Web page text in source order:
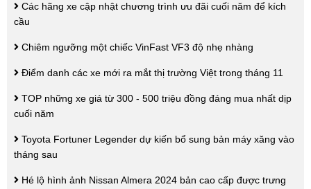
Các hãng xe cập nhật chương trình ưu đãi cuối năm để kích
cầu
Chiêm ngưỡng một chiếc VinFast VF3 độ nhẹ nhàng
Điểm danh các xe mới ra mắt thị trường Việt trong tháng 11
TOP những xe giá từ 300 - 500 triệu đồng đáng mua nhất dịp
cuối năm
Toyota Fortuner Legender dự kiến bổ sung bản máy xăng vào
tháng sau
Hé lộ hình ảnh Nissan Almera 2024 bản cao cấp được trưng